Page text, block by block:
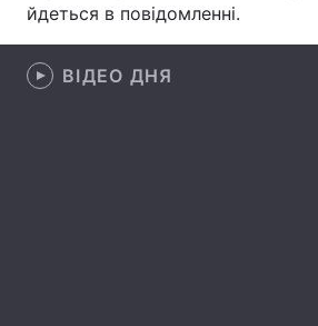
йдеться в повідомленні.
ВІДЕО ДНЯ